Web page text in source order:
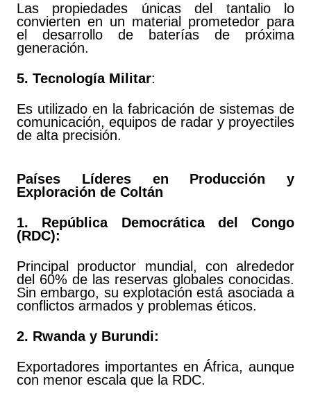
Las propiedades únicas del tantalio lo
convierten en un material prometedor para
el desarrollo de baterías de próxima
generación.
5. Tecnología Militar:
Es utilizado en la fabricación de sistemas de
comunicación, equipos de radar y proyectiles
de alta precisión.
Países Líderes en Producción y
Exploración de Coltán
1. República Democrática del Congo
(RDC):
Principal productor mundial, con alrededor
del 60% de las reservas globales conocidas.
Sin embargo, su explotación está asociada a
conflictos armados y problemas éticos.
2. Rwanda y Burundi:
Exportadores importantes en África, aunque
con menor escala que la RDC.